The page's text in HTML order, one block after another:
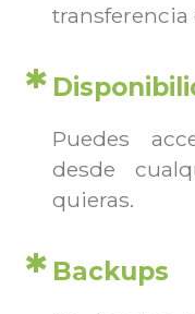
transferencia
Puedes
desde
quieras.
Backups